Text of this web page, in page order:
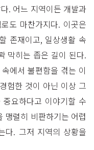
. 어느 지역이든 개발과
도 마찬가지다. 이곳은
존재이고, 일상생활 속
막히는 좁은 길이 된다.
에서 불편함을 겪는 이
험한 것이 아닌 이상 그
요하다고 이야기할 수
맹렬히 비판하기는 어렵
다. 그저 지역의 상황을